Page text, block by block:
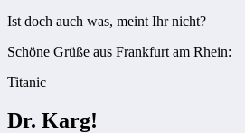
Ist doch auch was, meint Ihr nicht?
Schöne Grüße aus Frankfurt am Rhein:
Titanic
Dr. Karg!